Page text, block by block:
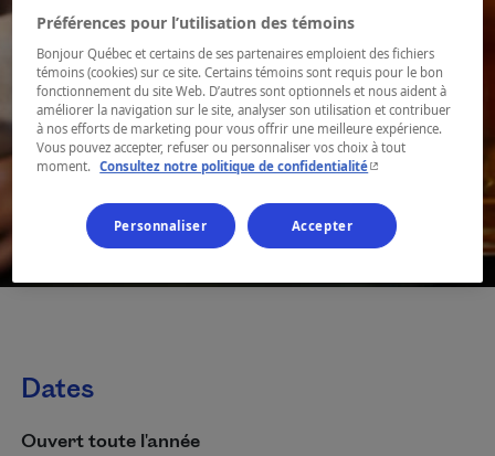
Dates
Ouvert toute l'année
Préférences pour l’utilisation des témoins
Bonjour Québec et certains de ses partenaires emploient des fichiers
témoins (cookies) sur ce site. Certains témoins sont requis pour le bon
fonctionnement du site Web. D’autres sont optionnels et nous aident à
améliorer la navigation sur le site, analyser son utilisation et contribuer
à nos efforts de marketing pour vous offrir une meilleure expérience.
Vous pouvez accepter, refuser ou personnaliser vos choix à tout
moment.
Consultez notre politique de confidentialité- Cet hyperlien
Personnaliser Accepter